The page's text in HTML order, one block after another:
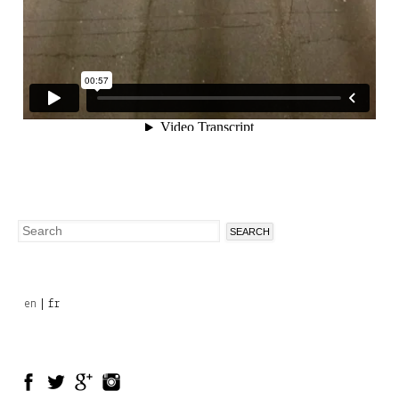
Search
en fr